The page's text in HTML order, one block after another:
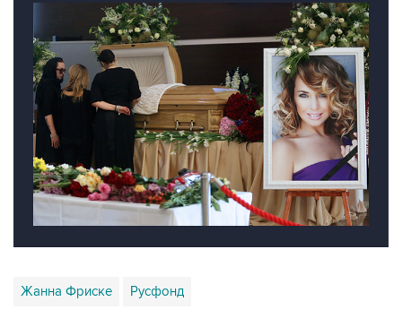
Жанна Фриске Русфонд